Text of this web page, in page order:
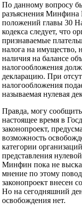
По данному вопросу
разъяснения Минфина
положений главы 30
кодекса следует, что
признаваемые
налога на имущество,
наличия на балансе
налогообложения
декларацию. При
налогообложения
называемая нулевая
Правда, могу
настоящее время в
законопроект,
возможность
категории
представления
Минфин пока не
мнение по этому
законопроект внесен
Но на сегодняшний
освобождения нет.